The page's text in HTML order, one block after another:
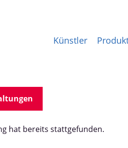
Künstler
hat bereits stattgefunden.